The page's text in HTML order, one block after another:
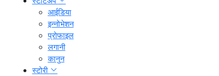
आईडिया
इन्नोभेशन
प्रोफाइल
लगानी
कानुन
स्टोरी